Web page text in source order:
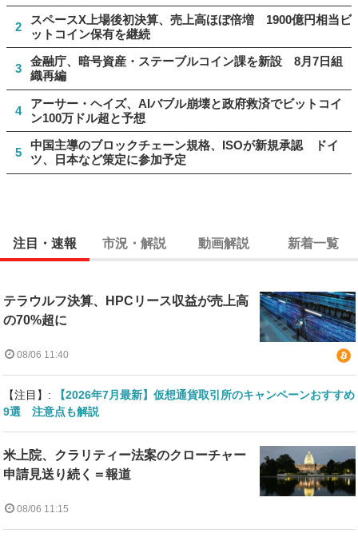
2
スペースX上場後初決算、売上高ほぼ倍増 1900億円相当ビ
ットコイン保有を継続
3
金融庁、暗号資産・ステーブルコイン課を新設 8月7日組
織再編
4
アーサー・ヘイズ、AIバブル崩壊と政府救済でビットコイ
ン100万ドル超と予想
5
中国主導のブロックチェーン規格、ISOが新規承認 ドイ
ツ、日本など策定に参加予定
注目・速報 市況・解説 動画解説 新着一覧
テラウルフ決算、HPCリース収益が売上高
の70%超に
08/06 11:40
【注目】:
【2026年7月最新】仮想通貨取引所のキャンペーンおすすめ
9選 注意点も解説
米上院、クラリティー法案のクローチャー
申請見送り続く＝報道
08/06 11:15